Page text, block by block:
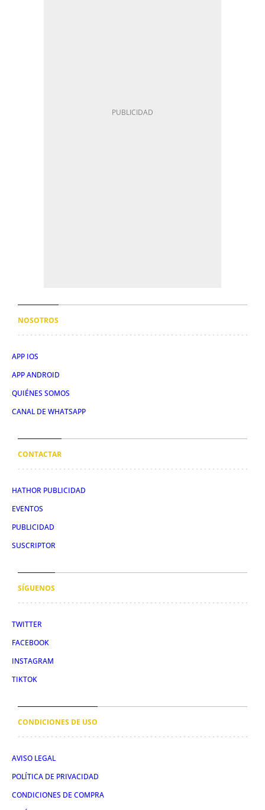
NOSOTROS
APP IOS
APP ANDROID
QUIÉNES SOMOS
CANAL DE WHATSAPP
CONTACTAR
HATHOR PUBLICIDAD
EVENTOS
PUBLICIDAD
SUSCRIPTOR
SÍGUENOS
TWITTER
FACEBOOK
INSTAGRAM
TIKTOK
CONDICIONES DE USO
AVISO LEGAL
POLÍTICA DE PRIVACIDAD
CONDICIONES DE COMPRA